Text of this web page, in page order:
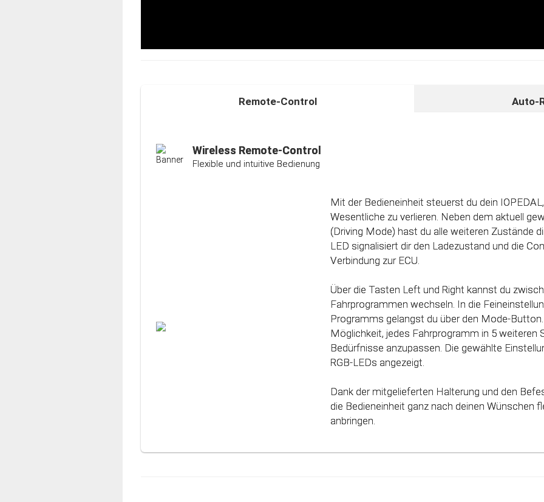
Remote-Control Auto-
Wireless Remote-Control
Flexible und intuitive Bedienung
Mit der Bedieneinheit steuerst du dein
Wesentliche zu verlieren. Neben dem aktuell
(Driving Mode) hast du alle weiteren Zustände
LED signalisiert dir den Ladezustand und die
Verbindung zur ECU.
Über die Tasten Left und Right kannst du
Fahrprogrammen wechseln. In die
Programms gelangst du über den Mode-
Möglichkeit, jedes Fahrprogramm in 5 weiteren
Bedürfnisse anzupassen. Die gewählte
RGB-LEDs angezeigt.
Dank der mitgelieferten Halterung und den
die Bedieneinheit ganz nach deinen Wünschen
anbringen.
Informationen des Gaspedals automatisch
optimierten individuellen Kennfeld verarbeitet.
einzelnen Fahrmodi (Fahrprogramme)
des Gaspedals angepasst. Mit Hilfe dieser
werden alle Potenziale deines Fahrzeuges